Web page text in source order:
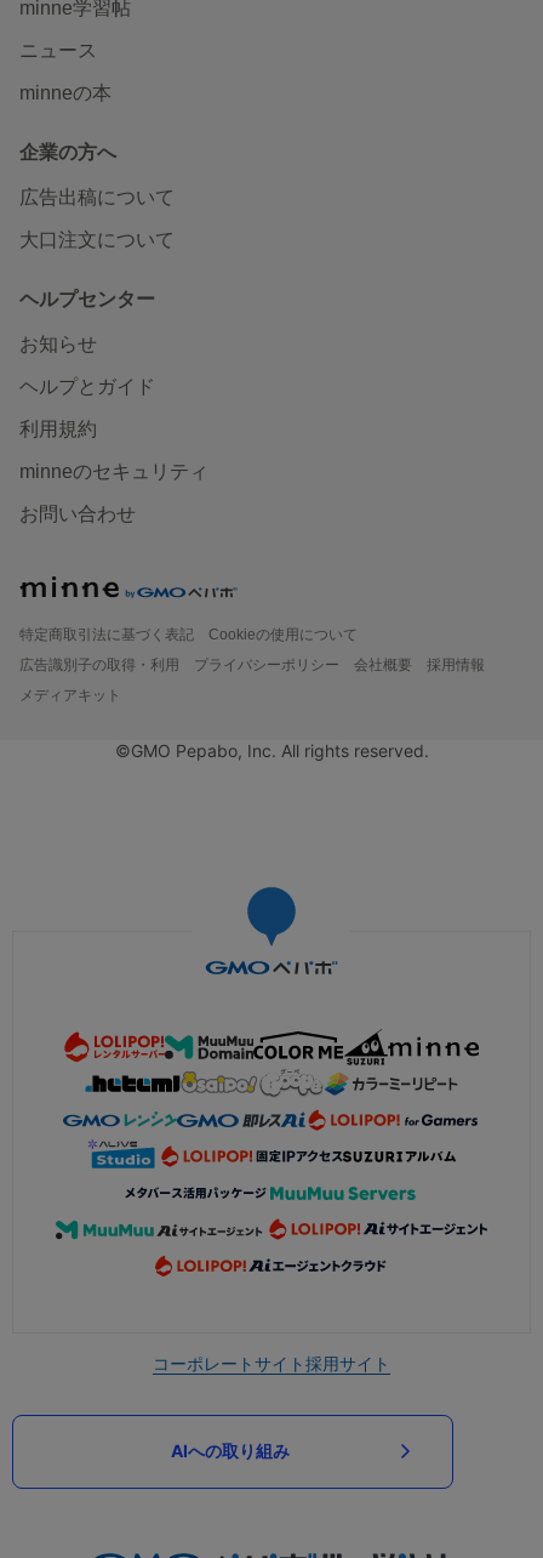
minne学習帖
ニュース
minneの本
企業の方へ
広告出稿について
大口注文について
ヘルプセンター
お知らせ
ヘルプとガイド
利用規約
minneのセキュリティ
お問い合わせ
特定商取引法に基づく表記
Cookieの使用について
広告識別子の取得・利用
プライバシーポリシー 会社概要
採用情報
メディアキット
©GMO Pepabo, Inc. All rights reserved.
コーポレートサイト採用サイト
AIへの取り組み